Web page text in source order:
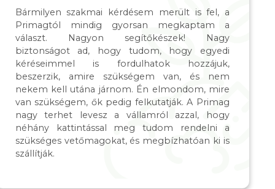
Bármilyen szakmai kérdésem merült is fel, a
Primagtól mindig gyorsan megkaptam a
választ. Nagyon segítőkészek! Nagy
biztonságot ad, hogy tudom, hogy egyedi
kéréseimmel is fordulhatok hozzájuk,
beszerzik, amire szükségem van, és nem
nekem kell utána járnom. Én elmondom, mire
van szükségem, ők pedig felkutatják. A Primag
nagy terhet levesz a vállamról azzal, hogy
néhány kattintással meg tudom rendelni a
szükséges vetőmagokat, és megbízhatóan ki is
szállítják.